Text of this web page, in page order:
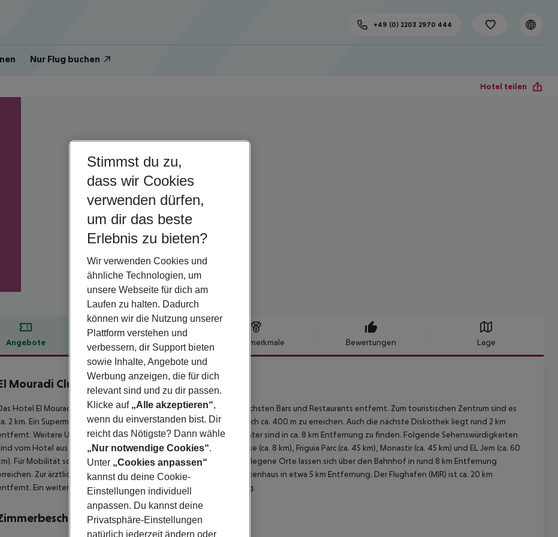
Nur Flug buchen
+49 (0) 2203 2970 444
Hotel teilen
Angebote Hotelbeschreibung Hotelmerkmale Bewertungen Lage
Mouradi Club Selima
3
Hotel El Mouradi Club Selima befindet sich rund 2 km von den nächsten Bars und Restaurants entfernt. Zum touristischen Zentrum sind es
2 km. Ein Supermarkt sowie weitere Einkaufsmöglichkeiten sind nach ca. 400 m zu erreichen. Auch die nächste Diskothek liegt rund 2 km
Weitere Unterhaltungsangebote wie ein Kino und ein Theater sind in ca. 8 km Entfernung zu finden. Folgende Sehenswürdigkeiten
vom Hotel aus erreichbar: Port El Kantoui (ca. 2 km), Medina Sousse (ca. 8 km), Friguia Parc (ca. 45 km), Monastir (ca. 45 km) und EL Jem (ca. 60
Für Mobilität sorgt ein Taxistand (ca. 400 m). Weiter entfernt gelegene Orte lassen sich über den Bahnhof in rund 8 km Entfernung
Zur ärztlichen Versorgung im Notfall befindet sich ein Krankenhaus in etwa 5 km Entfernung. Der Flughafen (MIR) ist ca. 20 km
Ein weiterer Flughafen (NBE) liegt in etwa 30 km Entfernung.
Stimmst du zu,
dass wir Cookies
verwenden dürfen,
um dir das beste
Erlebnis zu bieten?
Wir verwenden Cookies und
ähnliche Technologien, um
unsere Webseite für dich am
Laufen zu halten. Dadurch
können wir die Nutzung unserer
Plattform verstehen und
verbessern, dir Support bieten
sowie Inhalte, Angebote und
Werbung anzeigen, die für dich
relevant sind und zu dir passen.
Klicke auf „Alle akzeptieren“,
wenn du einverstanden bist. Dir
reicht das Nötigste? Dann wähle
„Nur notwendige Cookies“.
Unter „Cookies anpassen“
kannst du deine Cookie-
Einstellungen individuell
anpassen. Du kannst deine
Privatsphäre-Einstellungen
natürlich jederzeit ändern oder